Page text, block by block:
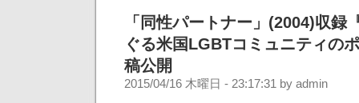
「同性パートナー」(2004)収録
ぐる米国LGBTコミュニティの
稿公開
2015/04/16 木曜日 - 23:17:31 by admin